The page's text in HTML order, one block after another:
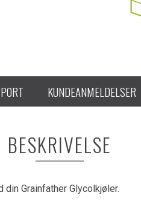
KUNDEANMELDELSER
BESKRIVELSE
Grainfather Glycolkjøler.